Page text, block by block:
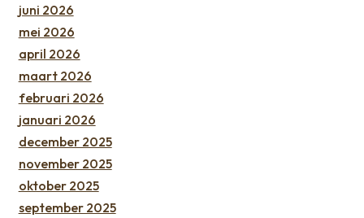
juni 2026
mei 2026
april 2026
maart 2026
februari 2026
januari 2026
december 2025
november 2025
oktober 2025
september 2025